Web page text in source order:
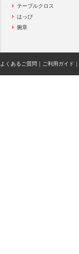
テーブルクロス
はっぴ
腕章
よくあるご質問 ご利用ガイド